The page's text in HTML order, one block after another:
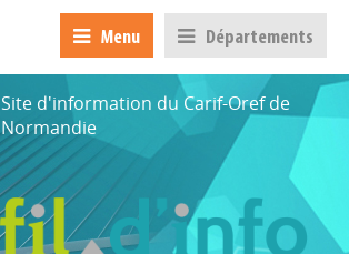
Menu Départements
Site d'information du Carif-Oref de
Normandie